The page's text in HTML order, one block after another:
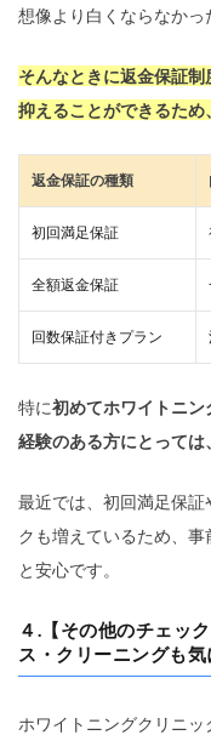
想像より白くならなかっ
そんなときに返金保証
抑えることができるため
返金保証の種類
初回満足保証
全額返金保証
回数保証付きプラン
特に初めてホワイトニ
経験のある方にとって
最近では、初回満足保
クも増えているため、事
と安心です。
４.【その他のチェッ
ス・クリーニングも
ホワイトニングクリニ